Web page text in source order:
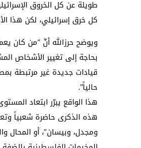
طويلة عن كل الخروق
كل خرق إسرائيلي، لكن هذا
ويوضح حرزالله أنّ “من كان
بحاجة إلى تغيير الأشخاص
قيادات جديدة غير مرتبطة
حالياً”.
هذا الواقع يبرّر ابتعاد
هذه الذكرى حاضرة شعبياً
ومجدل، وبيسان”، أو المحال